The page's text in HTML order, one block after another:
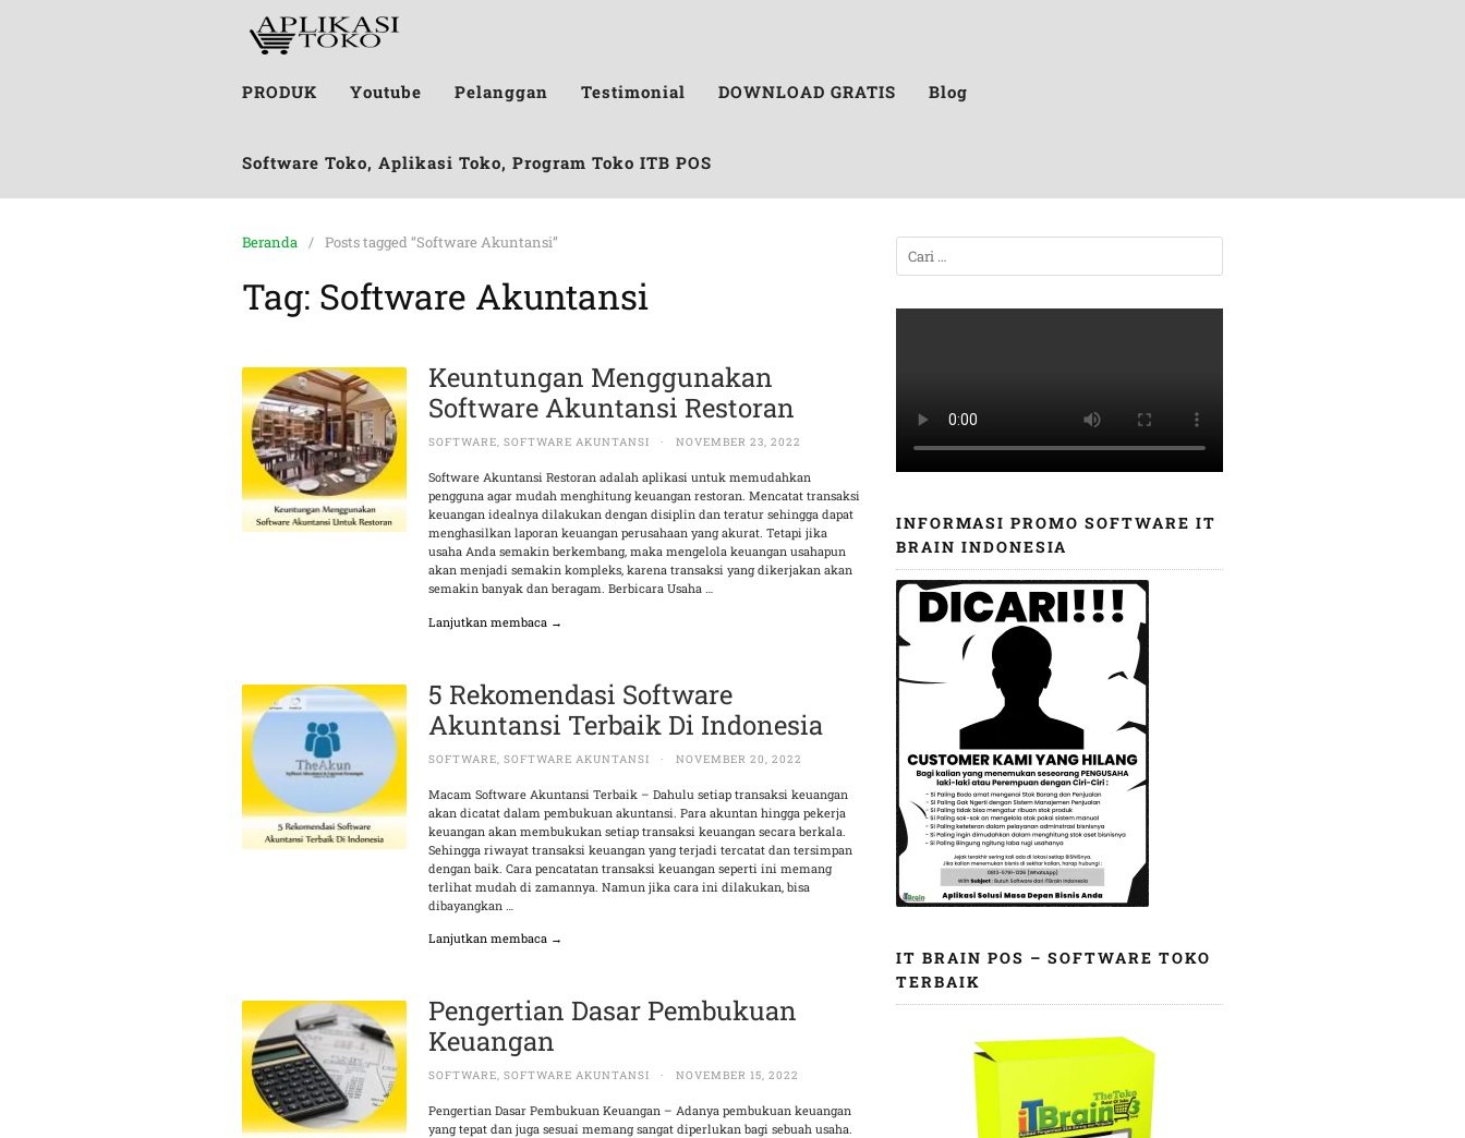
PRODUK Youtube Pelanggan Testimonial DOWNLOAD GRATIS Blog
Software Toko, Aplikasi Toko, Program Toko ITB POS
Beranda Posts tagged “Software Akuntansi”
Tag: Software Akuntansi
Keuntungan Menggunakan
Software Akuntansi Restoran
SOFTWARE,SOFTWARE AKUNTANSI · NOVEMBER 23, 2022
Software Akuntansi Restoran adalah aplikasi untuk memudahkan
pengguna agar mudah menghitung keuangan restoran. Mencatat transaksi
keuangan idealnya dilakukan dengan disiplin dan teratur sehingga dapat
menghasilkan laporan keuangan perusahaan yang akurat. Tetapi jika
usaha Anda semakin berkembang, maka mengelola keuangan usahapun
akan menjadi semakin kompleks, karena transaksi yang dikerjakan akan
semakin banyak dan beragam. Berbicara Usaha …
Lanjutkan membaca →
5 Rekomendasi Software
Akuntansi Terbaik Di Indonesia
SOFTWARE ,SOFTWARE AKUNTANSI · NOVEMBER 20, 2022
Macam Software Akuntansi Terbaik – Dahulu setiap transaksi keuangan
akan dicatat dalam pembukuan akuntansi. Para akuntan hingga pekerja
keuangan akan membukukan setiap transaksi keuangan secara berkala.
Sehingga riwayat transaksi keuangan yang terjadi tercatat dan tersimpan
dengan baik. Cara pencatatan transaksi keuangan seperti ini memang
terlihat mudah di zamannya. Namun jika cara ini dilakukan, bisa
dibayangkan …
Lanjutkan membaca →
Pengertian Dasar Pembukuan
Keuangan
SOFTWARE,SOFTWARE AKUNTANSI · NOVEMBER 15, 2022
Pengertian Dasar Pembukuan Keuangan – Adanya pembukuan keuangan
yang tepat dan juga sesuai memang sangat diperlukan bagi sebuah usaha.
INFORMASI PROMO SOFTWARE IT
BRAIN INDONESIA
IT BRAIN POS – SOFTWARE TOKO
TERBAIK